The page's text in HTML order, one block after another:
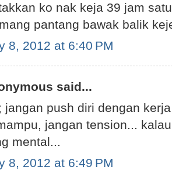
ko nak keja 39 jam
pantang bawak balik
8, 2012 at 6:40 PM
said...
jangan push diri dengan
jangan tension...
mental...
8, 2012 at 6:49 PM